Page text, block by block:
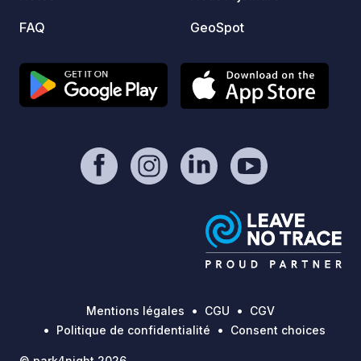
FAQ
GeoSpot
Mentions légales CGU
CGV
Politique de confidentialité
Consent choices